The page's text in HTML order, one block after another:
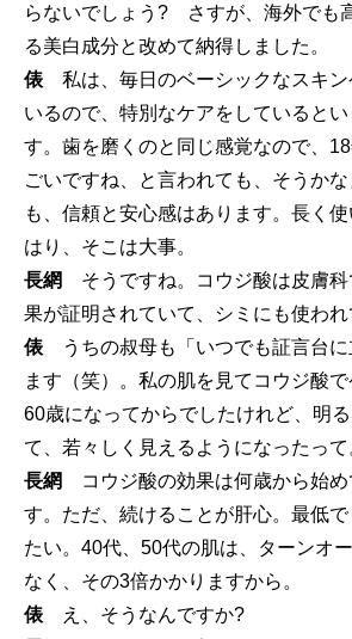
らないでしょう? さすが、海外でも
る美白成分と改めて納得しました。
俵 私は、毎日のベーシックなスキ
いるので、特別なケアをしていると
す。歯を磨くのと同じ感覚なので、
ごいですね、と言われても、そうか
も、信頼と安心感はあります。長く
はり、そこは大事。
長網
そうですね。コウジ酸は皮膚科
果が証明されていて、シミにも使われ
俵 うちの叔母も「いつでも証言台に
ます（笑）。私の肌を見てコウジ酸で
60歳になってからでしたけれど、明
て、若々しく見えるようになったって
長網
コウジ酸の効果は何歳から始め
す。ただ、続けることが肝心。最低で
たい。40代、50代の肌は、ターンオ
なく、その3倍かかりますから。
俵 え、そうなんですか?